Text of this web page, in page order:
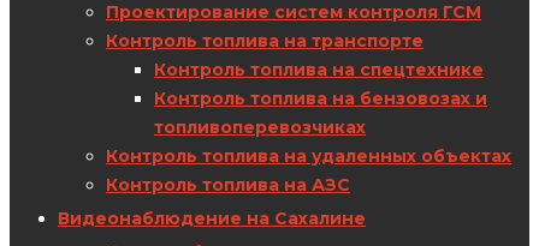
Проектирование систем контроля ГСМ
Контроль топлива на транспорте
Контроль топлива на спецтехнике
Контроль топлива на бензовозах и
топливоперевозчиках
Контроль топлива на удаленных объектах
Контроль топлива на АЗС
Видеонаблюдение на Сахалине